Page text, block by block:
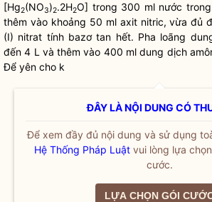
[Hg2(NO3)2.2H2O] trong 300 ml nước
thêm vào khoảng 50 ml axit nitric, vừa đủ
(I) nitrat tính bazơ tan hết. Pha loãng
đến 4 L và thêm vào 400 ml dung dịch
Để yên cho k
ĐÂY LÀ NỘI DUNG CÓ
Để xem đầy đủ nội dung và sử dụng
Hệ Thống Pháp Luật vui lòng lựa
cước.
LỰA CHỌN GÓI